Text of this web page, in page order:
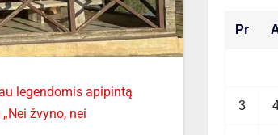
legendomis apipintą
žvyno, nei
Pr
3